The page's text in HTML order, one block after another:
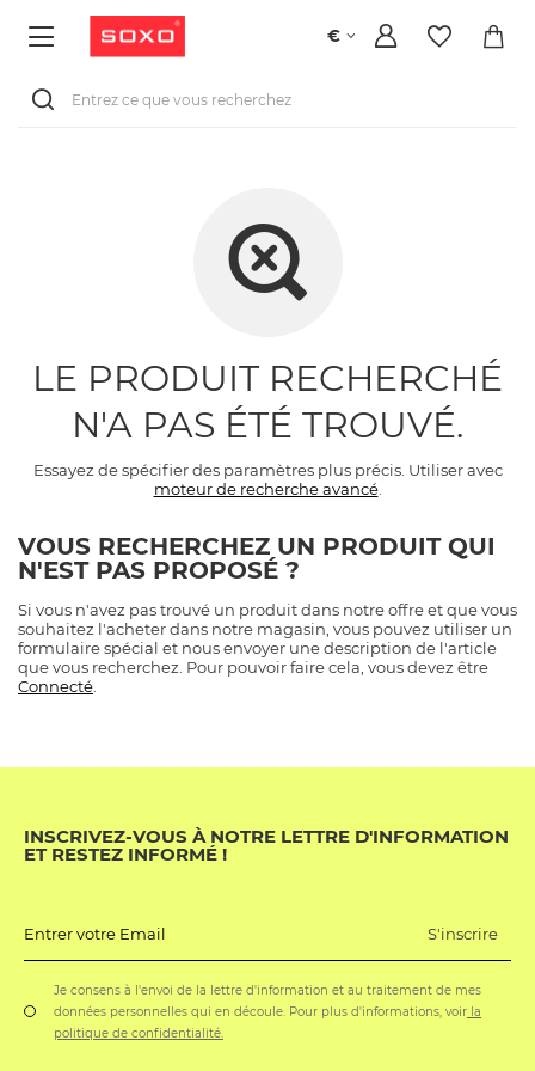
€
LE PRODUIT RECHERCHÉ
N'A PAS ÉTÉ TROUVÉ.
Essayez de spécifier des paramètres plus précis. Utiliser avec
moteur de recherche avancé.
VOUS RECHERCHEZ UN PRODUIT QUI
N'EST PAS PROPOSÉ ?
Si vous n'avez pas trouvé un produit dans notre offre et que vous
souhaitez l'acheter dans notre magasin, vous pouvez utiliser un
formulaire spécial et nous envoyer une description de l'article
que vous recherchez. Pour pouvoir faire cela, vous devez être
Connecté
INSCRIVEZ-VOUS À NOTRE LETTRE D'INFORMATION
ET RESTEZ INFORMÉ !
Entrer votre Email S'inscrire
Je consens à l'envoi de la lettre d'information et au traitement de mes
données personnelles qui en découle. Pour plus d'informations, voir la
politique de confidentialité.